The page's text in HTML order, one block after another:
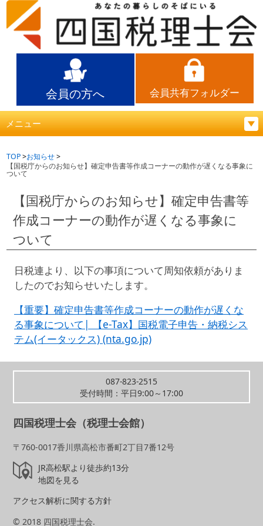
会員の方へ 会員共有フォルダー
メニュー
TOP
お知らせ
【国税庁からのお知らせ】確定申告書等作成コーナーの動作が遅くなる事象に
ついて
【国税庁からのお知らせ】確定申告書等
作成コーナーの動作が遅くなる事象に
ついて
日税連より、以下の事項について周知依頼がありま
したのでお知らせいたします。
【重要】確定申告書等作成コーナーの動作が遅くな
る事象について| 【e-Tax】国税電子申告・納税シス
テム(イータックス) (nta.go.jp)
087-823-2515
受付時間：平日9:00～17:00
四国税理士会（税理士会館）
〒760-0017香川県高松市番町2丁目7番12号
JR高松駅より徒歩約13分
地図を見る
アクセス解析に関する方針
© 2018 四国税理士会.